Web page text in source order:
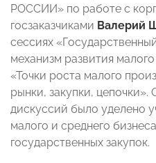
РОССИИ» по работе с
госзаказчиками Валерий
сессиях
механизм развития
«Точки роста малого
рынки, закупки,
дискуссий было уделено
малого и среднего
государственных закупок.